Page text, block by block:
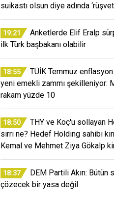
suikastı olsun diye adında
19:21
Anketlerde Elif Eralp
ilk Türk başbakanı olabilir
18:55
TÜİK Temmuz
yeni emekli zammı şekilleniyor:
rakam yüzde 10
18:50
THY ve Koç'u sollayan
sırrı ne? Hedef Holding sahibi
Kemal ve Mehmet Ziya Gökalp
18:37
DEM Partili Akın: Bütün
çözecek bir yasa değil